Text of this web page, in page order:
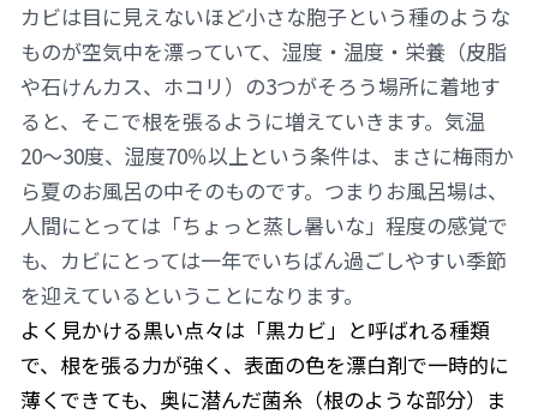
カビは目に見えないほど小さな胞子という種のような
ものが空気中を漂っていて、湿度・温度・栄養（皮脂
や石けんカス、ホコリ）の3つがそろう場所に着地す
ると、そこで根を張るように増えていきます。気温
20〜30度、湿度70％以上という条件は、まさに梅雨か
ら夏のお風呂の中そのものです。つまりお風呂場は、
人間にとっては「ちょっと蒸し暑いな」程度の感覚で
も、カビにとっては一年でいちばん過ごしやすい季節
を迎えているということになります。
よく見かける黒い点々は「黒カビ」と呼ばれる種類
で、根を張る力が強く、表面の色を漂白剤で一時的に
薄くできても、奥に潜んだ菌糸（根のような部分）ま